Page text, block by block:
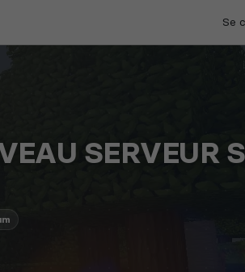
Se
SERVEUR